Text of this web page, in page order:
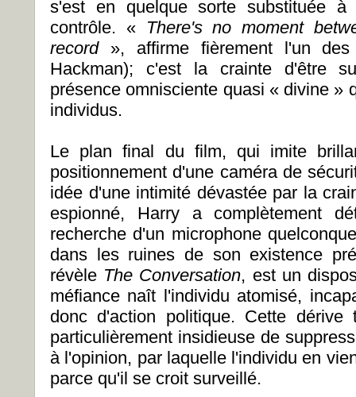
s'est en quelque sorte substituée à
contrôle. « There's no moment
record », affirme fièrement l'un
Hackman); c'est la crainte d'être
présence omnisciente quasi « divine »
individus.
Le plan final du film, qui imite
positionnement d'une caméra de
idée d'une intimité dévastée par la
espionné, Harry a complètement
recherche d'un microphone
dans les ruines de son existence
révèle The Conversation, est un
méfiance naît l'individu atomisé,
donc d'action politique. Cette dérive
particulièrement insidieuse de
à l'opinion, par laquelle l'individu en
parce qu'il se croit surveillé.